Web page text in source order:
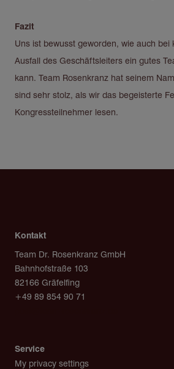
Fazit
Uns ist bewusst geworden, wie auch bei
Ausfall des Geschäftsleiters ein gutes
kann. Team Rosenkranz hat seinem
sind sehr stolz, als wir das begeisterte
Kongressteilnehmer lesen.
Kontakt
Team Dr. Rosenkranz GmbH
Bahnhofstraße 103
82166 Gräfelfing
+49 89 854 90 71
Service
My privacy settings